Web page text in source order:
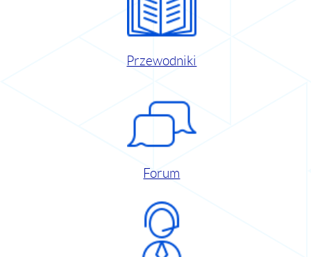
Przewodniki
Forum